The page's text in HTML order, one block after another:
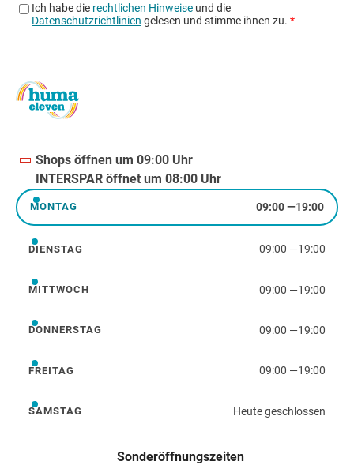
Shops öffnen um 09:00 Uhr
INTERSPAR öffnet um 08:00 Uhr
Montag
MONTAG 09:00—19:00
Dienstag
DIENSTAG 09:00 —19:00
Mittwoch
MITTWOCH 09:00 —19:00
Donnerstag
DONNERSTAG 09:00 —19:00
Freitag
FREITAG 09:00 —19:00
Samstag
SAMSTAG Heute geschlossen
Sonderöffnungszeiten